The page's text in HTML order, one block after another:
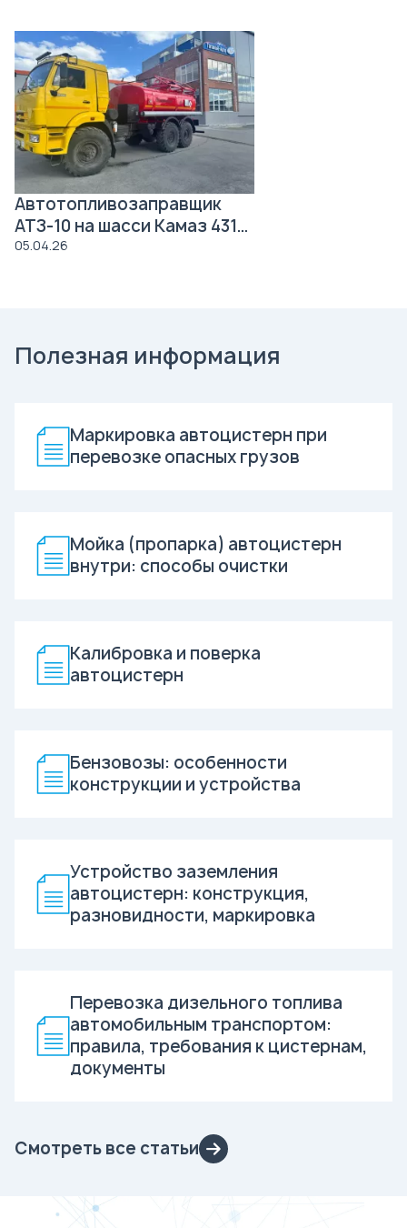
Автотопливозаправщик
АТЗ-10 на шасси Камаз 43118
Роснефть
05.04.26
Полезная информация
Маркировка автоцистерн при
перевозке опасных грузов
Мойка (пропарка) автоцистерн
внутри: способы очистки
Калибровка и поверка
автоцистерн
Бензовозы: особенности
конструкции и устройства
Устройство заземления
автоцистерн: конструкция,
разновидности, маркировка
Перевозка дизельного топлива
автомобильным транспортом:
правила, требования к цистернам,
документы
Смотреть все статьи